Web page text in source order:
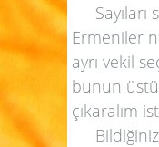
Ermeniler
ayrı vekil
bunun
çıkaralım